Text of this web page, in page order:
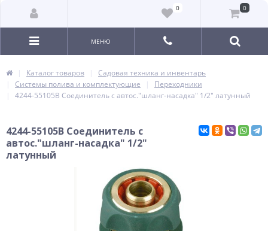
0 0
МЕНЮ
Каталог товаров
Садовая техника и инвентарь
Системы полива и комплектующие
Переходники
4244-55105B Соединитель с автос."шланг-насадка" 1/2" латунный
4244-55105B Соединитель с
автос."шланг-насадка" 1/2"
латунный